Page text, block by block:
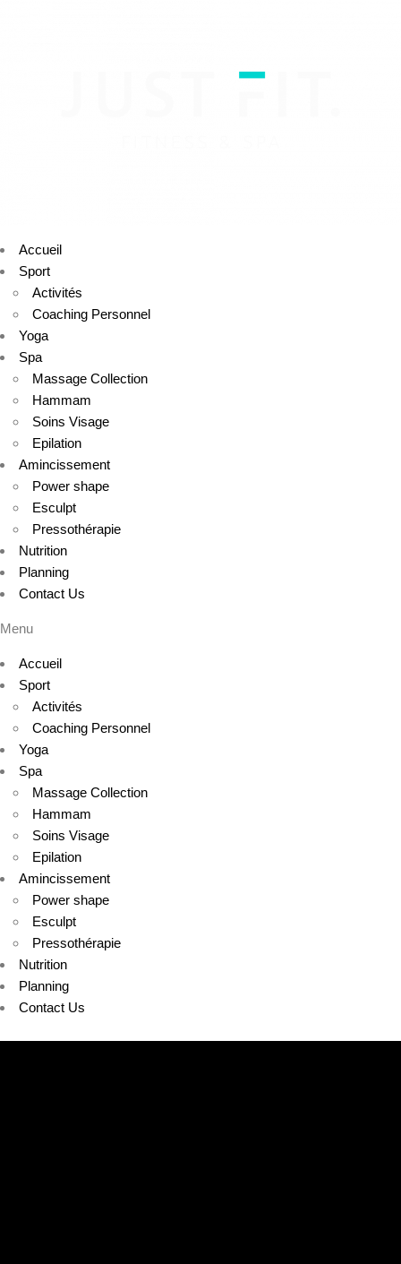
Accueil
Sport
Activités
Coaching Personnel
Yoga
Spa
Massage Collection
Hammam
Soins Visage
Epilation
Amincissement
Power shape
Esculpt
Pressothérapie
Nutrition
Planning
Contact Us
Menu
Accueil
Sport
Activités
Coaching Personnel
Yoga
Spa
Massage Collection
Hammam
Soins Visage
Epilation
Amincissement
Power shape
Esculpt
Pressothérapie
Nutrition
Planning
Contact Us